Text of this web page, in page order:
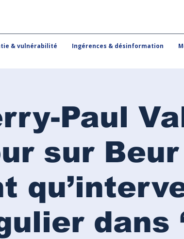
& vulnérabilité Ingérences & désinformation
Paul
sur Beur
dans